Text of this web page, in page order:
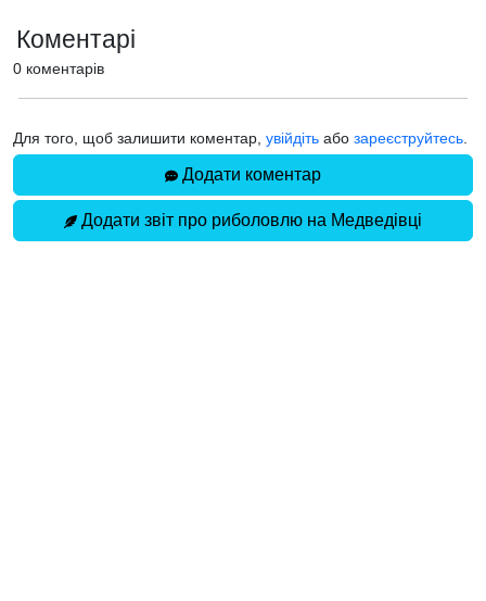
Коментарі
0 коментарів
Для того, щоб залишити коментар, увійдіть або зареєструйтесь
Додати коментар
Додати звіт про риболовлю на Медведівці